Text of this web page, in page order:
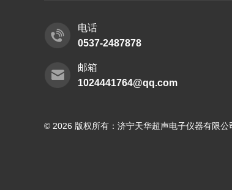
电话
0537-2487878
邮箱
1024441764@qq.com
© 2026 版权所有：济宁天华超声电子仪器有限